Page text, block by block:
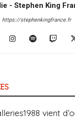
- Stephen King
https://stephenkingfrance.fr
vient